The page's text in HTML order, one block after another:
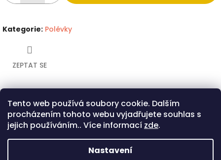
Tento web používá soubory cookie. Dalším
procházením tohoto webu vyjadřujete souhlas s
jejich používáním.. Více informací zde.
Nastavení
Kategorie: Polévky
ZEPTAT SE
TwitterFacebook
Popis Diskuze
Popis produktu není dostupný